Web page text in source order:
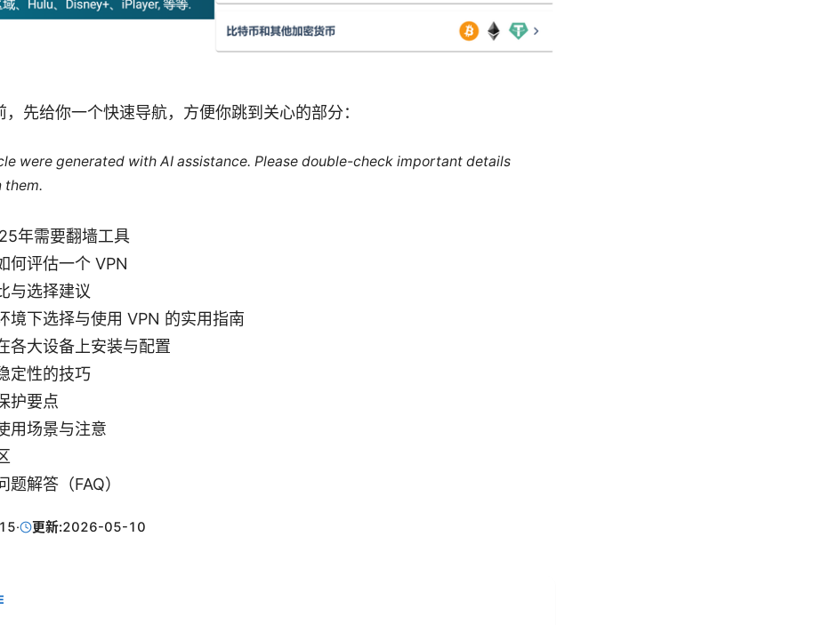
先给你一个快速导航，方便你跳到关心的部分：
were generated with AI assistance. Please double-check important details
them.
年需要翻墙工具
何评估一个 VPN
与选择建议
境下选择与使用 VPN 的实用指南
各大设备上安装与配置
定性的技巧
护要点
用场景与注意
题解答（FAQ）
· 更新:2026-05-10